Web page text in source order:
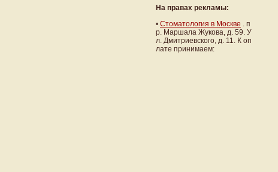
На правах рекламы:
• Стоматология в Москве . п
р. Маршала Жукова, д. 59. У
л. Дмитриевского, д. 11. К оп
лате принимаем: